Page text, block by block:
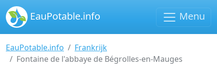
EauPotable.info Menu
EauPotable.info
Frankrijk
Fontaine de l'abbaye de Bégrolles-en-Mauges